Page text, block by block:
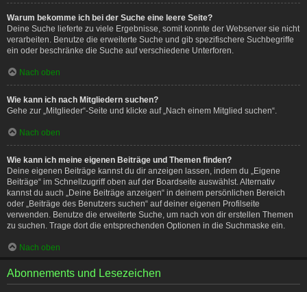
Warum bekomme ich bei der Suche eine leere Seite?
Deine Suche lieferte zu viele Ergebnisse, somit konnte der Webserver sie nicht
verarbeiten. Benutze die erweiterte Suche und gib spezifischere Suchbegriffe
ein oder beschränke die Suche auf verschiedene Unterforen.
Nach oben
Wie kann ich nach Mitgliedern suchen?
Gehe zur „Mitglieder“-Seite und klicke auf „Nach einem Mitglied suchen“.
Nach oben
Wie kann ich meine eigenen Beiträge und Themen finden?
Deine eigenen Beiträge kannst du dir anzeigen lassen, indem du „Eigene
Beiträge“ im Schnellzugriff oben auf der Boardseite auswählst. Alternativ
kannst du auch „Deine Beiträge anzeigen“ in deinem persönlichen Bereich
oder „Beiträge des Benutzers suchen“ auf deiner eigenen Profilseite
verwenden. Benutze die erweiterte Suche, um nach von dir erstellen Themen
zu suchen. Trage dort die entsprechenden Optionen in die Suchmaske ein.
Nach oben
Abonnements und Lesezeichen